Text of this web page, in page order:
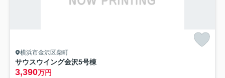
横浜市金沢区柴町
サウスウイング金沢5号棟
3,390万円